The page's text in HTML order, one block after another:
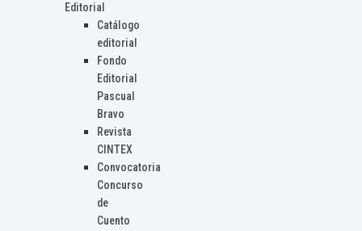
Editorial
Catálogo
editorial
Fondo
Editorial
Pascual
Bravo
Revista
CINTEX
Convocatoria
Concurso
de
Cuento